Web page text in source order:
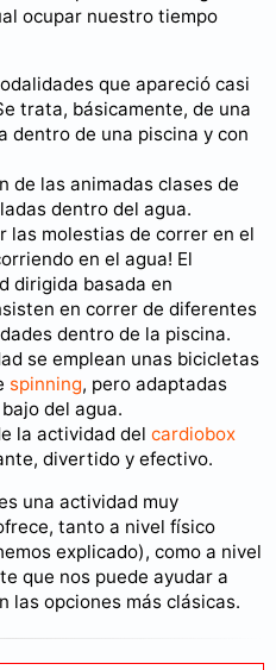
ocupar nuestro tiempo
que apareció casi
trata, básicamente, de una
dentro de una piscina y con
de las animadas clases de
dentro del agua.
las molestias de correr en el
en el agua! El
dirigida basada en
en correr de diferentes
dentro de la piscina.
se emplean unas bicicletas
spinning, pero adaptadas
del agua.
la actividad del cardiobox
divertido y efectivo.
una actividad muy
tanto a nivel físico
explicado), como a nivel
que nos puede ayudar a
las opciones más clásicas.